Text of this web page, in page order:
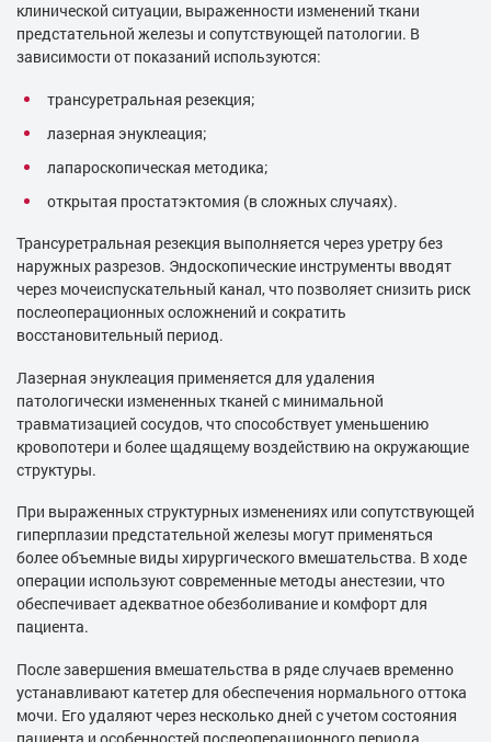
клинической ситуации, выраженности изменений ткани
предстательной железы и сопутствующей патологии. В
зависимости от показаний используются:
трансуретральная резекция;
лазерная энуклеация;
лапароскопическая методика;
открытая простатэктомия (в сложных случаях).
Трансуретральная резекция выполняется через уретру без
наружных разрезов. Эндоскопические инструменты вводят
через мочеиспускательный канал, что позволяет снизить риск
послеоперационных осложнений и сократить
восстановительный период.
Лазерная энуклеация применяется для удаления
патологически измененных тканей с минимальной
травматизацией сосудов, что способствует уменьшению
кровопотери и более щадящему воздействию на окружающие
структуры.
При выраженных структурных изменениях или сопутствующей
гиперплазии предстательной железы могут применяться
более объемные виды хирургического вмешательства. В ходе
операции используют современные методы анестезии, что
обеспечивает адекватное обезболивание и комфорт для
пациента.
После завершения вмешательства в ряде случаев временно
устанавливают катетер для обеспечения нормального оттока
мочи. Его удаляют через несколько дней с учетом состояния
пациента и особенностей послеоперационного периода.